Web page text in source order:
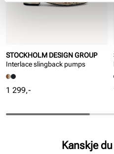
STOCKHOLM DESIGN GROUP
Interlace slingback pumps
Pris
1 299,-
Kanskje